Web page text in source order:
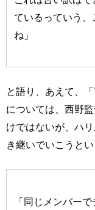
ているっていう
ね」
と語り、あえて、
については、西野
けではないが、ハ
き継いでいこうと
「同じメンバー